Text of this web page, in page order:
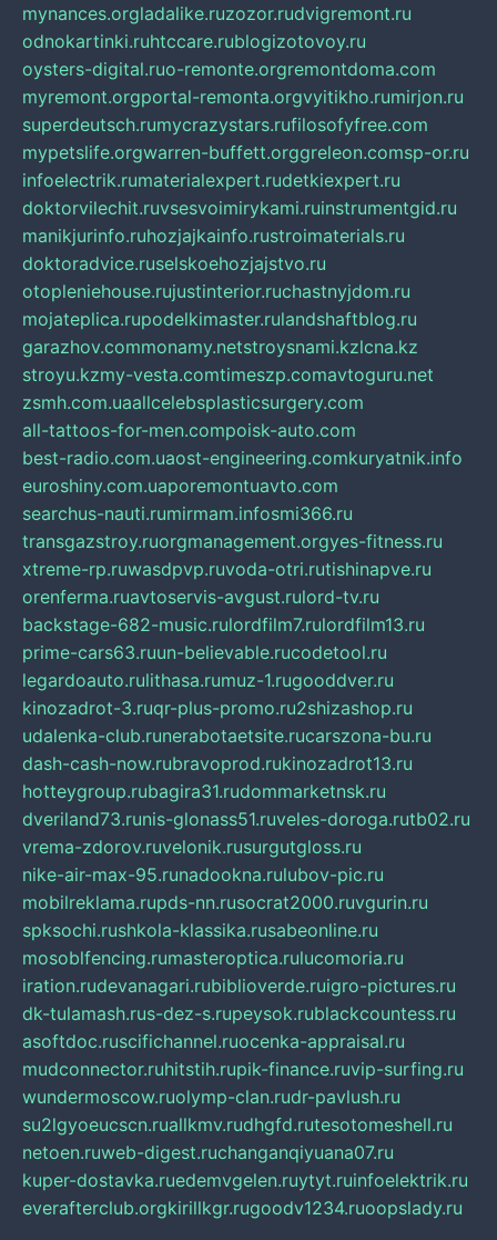
mynances.orgladalike.ruzozor.rudvigremont.ru
odnokartinki.ruhtccare.rublogizotovoy.ru
oysters-digital.ruo-remonte.orgremontdoma.com
myremont.orgportal-remonta.orgvyitikho.rumirjon.ru
superdeutsch.rumycrazystars.rufilosofyfree.com
mypetslife.orgwarren-buffett.orggreleon.comsp-or.ru
infoelectrik.rumaterialexpert.rudetkiexpert.ru
doktorvilechit.ruvsesvoimirykami.ruinstrumentgid.ru
manikjurinfo.ruhozjajkainfo.rustroimaterials.ru
doktoradvice.ruselskoehozjajstvo.ru
otopleniehouse.rujustinterior.ruchastnyjdom.ru
mojateplica.rupodelkimaster.rulandshaftblog.ru
garazhov.commonamy.netstroysnami.kzlcna.kz
stroyu.kzmy-vesta.comtimeszp.comavtoguru.net
zsmh.com.uaallcelebsplasticsurgery.com
all-tattoos-for-men.compoisk-auto.com
best-radio.com.uaost-engineering.comkuryatnik.info
euroshiny.com.uaporemontuavto.com
searchus-nauti.rumirmam.infosmi366.ru
transgazstroy.ruorgmanagement.orgyes-fitness.ru
xtreme-rp.ruwasdpvp.ruvoda-otri.rutishinapve.ru
orenferma.ruavtoservis-avgust.rulord-tv.ru
backstage-682-music.rulordfilm7.rulordfilm13.ru
prime-cars63.ruun-believable.rucodetool.ru
legardoauto.rulithasa.rumuz-1.rugooddver.ru
kinozadrot-3.ruqr-plus-promo.ru2shizashop.ru
udalenka-club.runerabotaetsite.rucarszona-bu.ru
dash-cash-now.rubravoprod.rukinozadrot13.ru
hotteygroup.rubagira31.rudommarketnsk.ru
dveriland73.runis-glonass51.ruveles-doroga.rutb02.ru
vrema-zdorov.ruvelonik.rusurgutgloss.ru
nike-air-max-95.runadookna.rulubov-pic.ru
mobilreklama.rupds-nn.rusocrat2000.ruvgurin.ru
spksochi.rushkola-klassika.rusabeonline.ru
mosoblfencing.rumasteroptica.rulucomoria.ru
iration.rudevanagari.rubiblioverde.ruigro-pictures.ru
dk-tulamash.rus-dez-s.rupeysok.rublackcountess.ru
asoftdoc.ruscifichannel.ruocenka-appraisal.ru
mudconnector.ruhitstih.rupik-finance.ruvip-surfing.ru
wundermoscow.ruolymp-clan.rudr-pavlush.ru
su2lgyoeucscn.ruallkmv.rudhgfd.rutesotomeshell.ru
netoen.ruweb-digest.ruchanganqiyuana07.ru
kuper-dostavka.ruedemvgelen.ruytyt.ruinfoelektrik.ru
everafterclub.orgkirillkgr.rugoodv1234.ruoopslady.ru